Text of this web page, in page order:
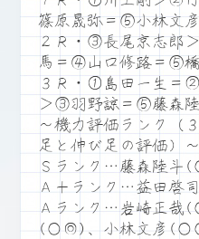
篠原晟弥＝⑤小林文
２Ｒ・③長尾京志郎
馬＝④山口修路＝⑤
３Ｒ・①島田一生＝
＞③羽野諒＝⑤藤森
～機力評価ランク（
足と伸び足の評価）～
Ｓランク…藤森陸
Ａ＋ランク…益田
Ａランク…岩崎正哉
(○◎)、小林文彦